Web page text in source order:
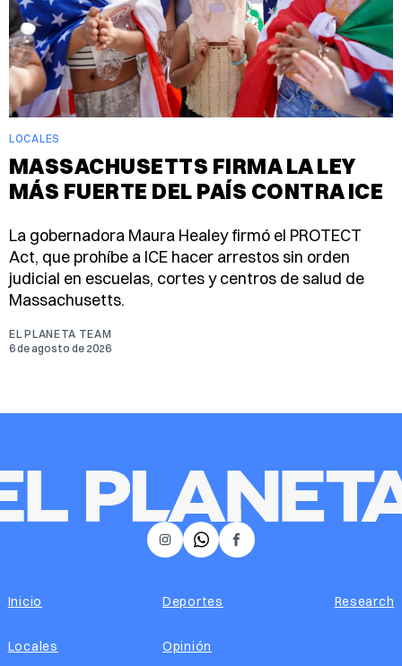
LOCALES
MASSACHUSETTS FIRMA LA LEY
MÁS FUERTE DEL PAÍS CONTRA ICE
La gobernadora Maura Healey firmó el PROTECT
Act, que prohíbe a ICE hacer arrestos sin orden
judicial en escuelas, cortes y centros de salud de
Massachusetts.
EL PLANETA TEAM
6 de agosto de 2026
𝕏 Facebook
Instagram
Inicio
Locales
Deportes
Opinión
Research